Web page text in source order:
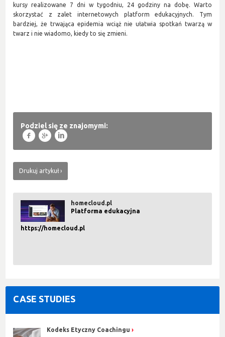
kursy realizowane 7 dni w tygodniu, 24 godziny na dobę. Warto
skorzystać z zalet internetowych platform edukacyjnych. Tym
bardziej, że trwająca epidemia wciąż nie ułatwia spotkań twarzą w
twarz i nie wiadomo, kiedy to się zmieni.
Podziel się ze znajomymi:
f g l
Drukuj artykuł
homecloud.pl
Platforma edukacyjna
https://homecloud.pl
CASE STUDIES
Kodeks Etyczny Coachingu